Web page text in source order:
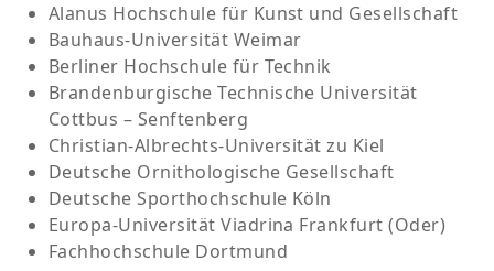
Alanus Hochschule für Kunst und Gesellschaft
Bauhaus-Universität Weimar
Berliner Hochschule für Technik
Brandenburgische Technische Universität
Cottbus – Senftenberg
Christian-Albrechts-Universität zu Kiel
Deutsche Ornithologische Gesellschaft
Deutsche Sporthochschule Köln
Europa-Universität Viadrina Frankfurt (Oder)
Fachhochschule Dortmund